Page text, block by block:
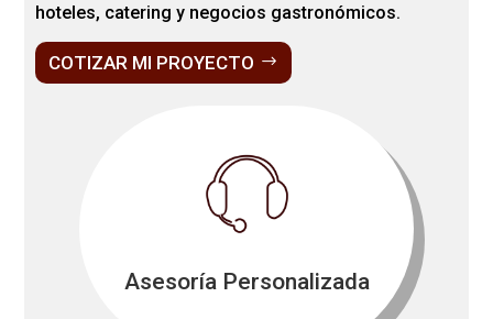
hoteles, catering y negocios gastronómicos.
COTIZAR MI PROYECTO
Asesoría Personalizada